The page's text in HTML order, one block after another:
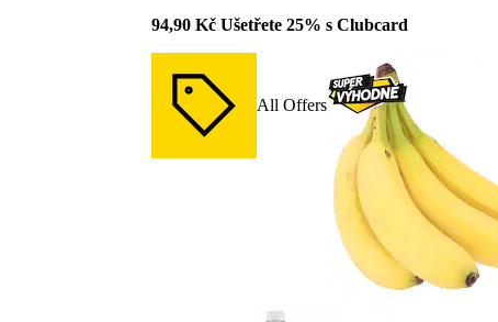
94,90 Kč Ušetřete 25% s Clubcard
All Offers